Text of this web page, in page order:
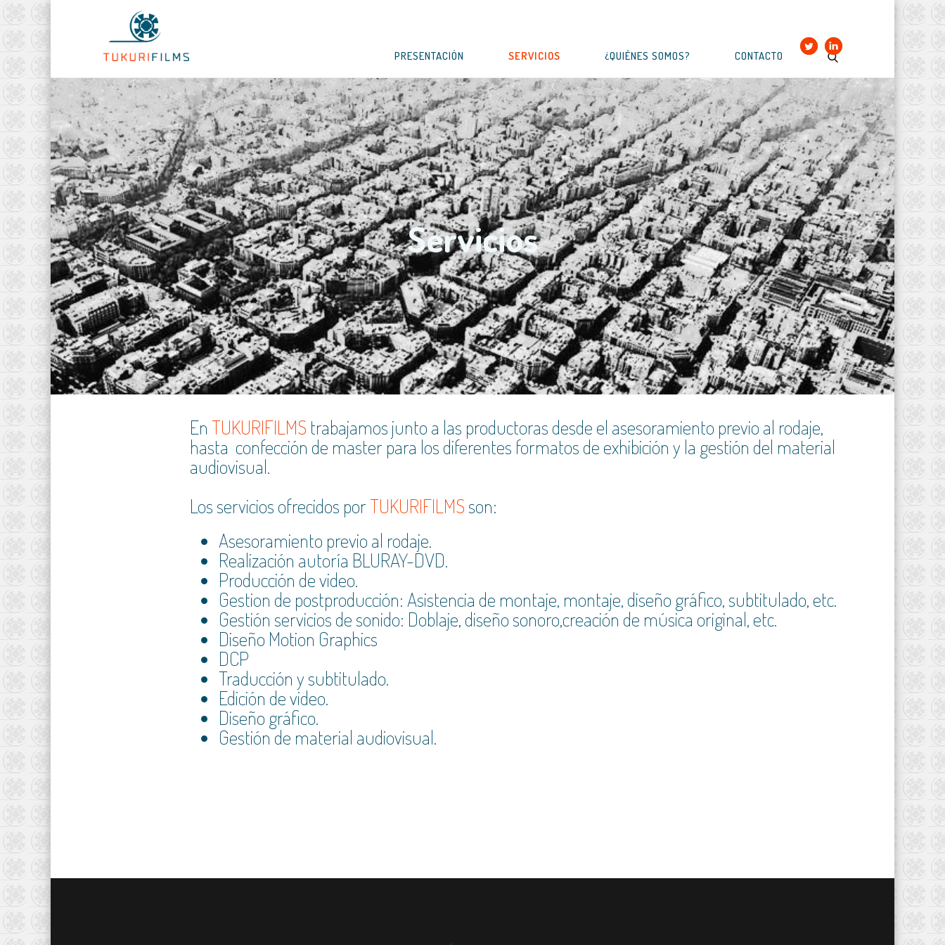
PRESENTACIÓN SERVICIOS ¿QUIÉNES SOMOS? CONTACTO
Servicios
En TUKURIFILMS trabajamos junto a las productoras desde el asesoramiento previo al rodaje,
hasta confección de master para los diferentes formatos de exhibición y la gestión del material
audiovisual.
Los servicios ofrecidos porTUKURIFILMS son:
Asesoramiento previo al rodaje.
Realización autoría BLURAY-DVD.
Producción de video.
Gestion de postproducción: Asistencia de montaje, montaje, diseño gráfico, subtitulado, etc.
Gestión servicios de sonido: Doblaje, diseño sonoro,creación de música original, etc.
Diseño Motion Graphics
DCP
Traducción y subtitulado.
Edición de video.
Diseño gráfico.
Gestión de material audiovisual.